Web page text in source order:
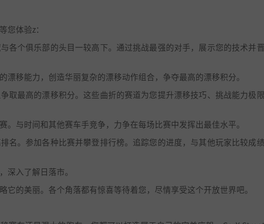
您体验z：
各个俱乐部的头目一较高下。通过挑战最强的对手，展示您的技术并
漂移能力，创造华丽复杂的漂移动作组合，争夺最高的漂移积分。
取最高的漂移积分。这些曲折的赛道为您提升漂移技巧、挑战能力极
。与时间和其他赛车手竞争，力争在每场比赛中发挥出最佳水平。
名。参加各种比赛并攀登排行榜。追踪您的进度，与其他玩家比较成
深入了解日落市。
它的美丽。各个角落都有惊喜等待着您，尽情享受这个开放世界吧。